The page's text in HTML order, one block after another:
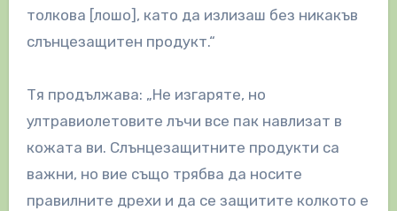
толкова [лошо], като да излизаш без никакъв
слънцезащитен продукт.“
Тя продължава: „Не изгаряте, но
ултравиолетовите лъчи все пак навлизат в
кожата ви. Слънцезащитните продукти са
важни, но вие също трябва да носите
правилните дрехи и да се защитите колкото е